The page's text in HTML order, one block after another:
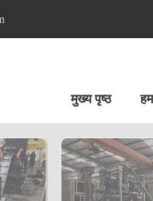
मुख्य पृष्ठ